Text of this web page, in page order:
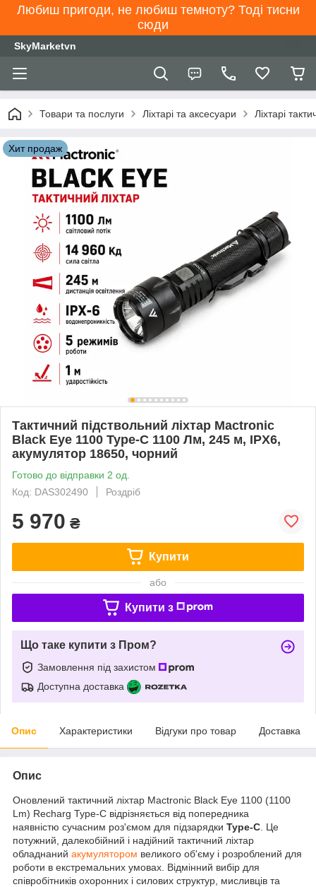
Любиш пригоди, не любиш темноту? Тоді тисни
сюди
SkyMarketvn
Товари та послуги Ліхтарі та аксесуари Ліхтарі
Хит продаж
Тактичний підствольний ліхтар Mactronic
Black Eye 1100 Type-C 1100 Лм, 245 м, IPX6,
акумулятор 18650, чорний
Готово до відправки 2 од.
Код: DAS302490
Роздріб
5 970 ₴
Купити
або
Купити з
Що таке купити з Пром?
Замовлення під захистом
Доступна доставка
Опис Характеристики Відгуки про товар Доставка
Опис
Оновлений тактичний ліхтар Mactronic Black Eye 1100 (1100
Lm) Recharg Type-C відрізняється від попередника
наявністю сучасним роз'ємом для підзарядки Type-C . Це
потужний, далекобійний і надійний тактичний ліхтар
обладнаний акумулятором великого об'єму і розроблений для
роботи в екстремальних умовах. Відмінний вибір для
співробітників охоронних і силових структур, мисливців та